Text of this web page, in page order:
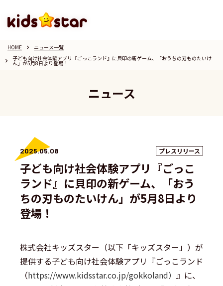
HOME keyboard_arrow_right ニュース一覧
keyboard_arrow_right 子ども向け社会体験アプリ『ごっこランド』に貝印の新ゲーム、「おうちの刃ものたいけ
ん」が5月8日より登場！
ニュース
2025.05.08 プレスリリース
子ども向け社会体験アプリ『ごっこ
ランド』に貝印の新ゲーム、「おう
ちの刃ものたいけん」が5月8日より
登場！
株式会社キッズスター（以下「キッズスター」）が
提供する子ども向け社会体験アプリ『ごっこランド
（https://www.kidsstar.co.jp/gokkoland） 』に、